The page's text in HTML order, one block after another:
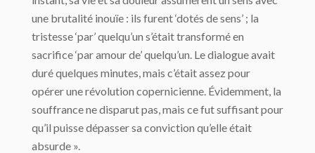
une brutalité inouïe : ils furent ‘dotés de sens’ ; la
tristesse ‘par’ quelqu’un s’était transformé en
sacrifice ‘par amour de’ quelqu’un. Le dialogue avait
duré quelques minutes, mais c’était assez pour
opérer une révolution copernicienne. Évidemment, la
souffrance ne disparut pas, mais ce fut suffisant pour
qu’il puisse dépasser sa conviction qu’elle était
absurde ».